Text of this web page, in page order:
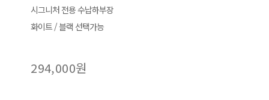
시그니처 전용 수납하부장
화이트 / 블랙 선택가능
294,000원